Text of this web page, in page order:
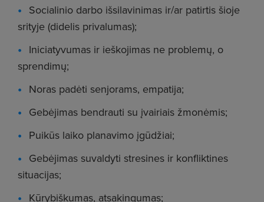
Socialinio darbo išsilavinimas ir/ar patirtis šioje
srityje (didelis privalumas);
Iniciatyvumas ir ieškojimas ne problemų, o
sprendimų;
Noras padėti senjorams, empatija;
Gebėjimas bendrauti su įvairiais žmonėmis;
Puikūs laiko planavimo įgūdžiai;
Gebėjimas suvaldyti stresines ir konfliktines
situacijas;
Kūrybiškumas, atsakingumas;